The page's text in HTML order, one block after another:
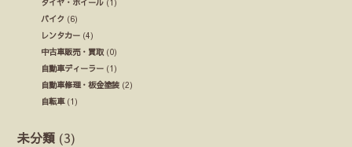
バイク (6)
レンタカー (4)
中古車販売・買取 (0)
自動車ディーラー (1)
自動車修理・板金塗装 (2)
自転車(1)
未分類 (3)